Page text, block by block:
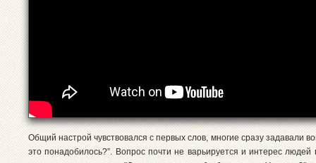
Общий настрой чувствовался с первых слов, многие сразу задавали
это понадобилось?”. Вопрос почти не варьируется и интерес людей